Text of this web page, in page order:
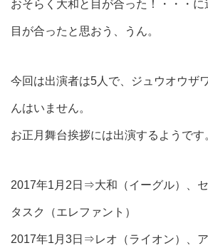
おそらく大和と目が合った！・・・に
目が合ったと思おう、うん。
今回は出演者は5人で、ジュウオウザ
んはいません。
お正月舞台挨拶には出演するようです
2017年1月2日⇒大和（イーグル）、セ
タスク（エレファント）
2017年1月3日⇒レオ（ライオン）、ア